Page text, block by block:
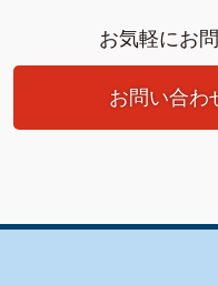
お気軽にお
お問い合わ